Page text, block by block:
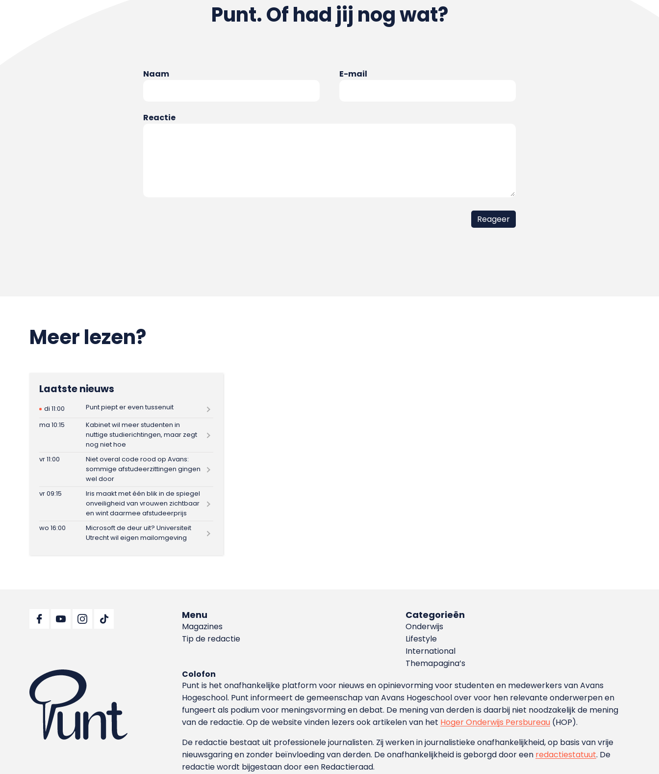
Punt. Of had jij nog wat?
Naam E-mail
Reactie
Meer lezen?
Laatste nieuws
di 11:00
Punt piept er even tussenuit
ma 10:15
Kabinet wil meer studenten in
nuttige studierichtingen, maar zegt
nog niet hoe
vr 11:00
Niet overal code rood op Avans:
sommige afstudeerzittingen gingen
wel door
vr 09:15
Iris maakt met één blik in de spiegel
onveiligheid van vrouwen zichtbaar
en wint daarmee afstudeerprijs
wo 16:00
Microsoft de deur uit? Universiteit
Utrecht wil eigen mailomgeving
Menu
Magazines
Tip de redactie
Categorieën
Onderwijs
Lifestyle
International
Themapagina’s
Colofon
Punt is het onafhankelijke platform voor nieuws en opinievorming voor studenten en medewerkers van Avans
Hoge­school. Punt informeert de gemeenschap van Avans Hogeschool over voor hen relevante onderwerpen en
fungeert als podium voor meningsvorming en debat. De mening van derden is daarbij niet noodzakelijk de mening
van de redactie. Op de website vinden lezers ook artikelen van het Hoger Onderwijs Persbureau (HOP).
De redactie bestaat uit professionele journalisten. Zij werken in journalistieke onafhankelijkheid, op basis van vrije
nieuwsgaring en zonder beïnvloeding van derden. De onafhankelijkheid is geborgd door een redactiestatuut. De
redactie wordt bijgestaan door een Redactieraad.